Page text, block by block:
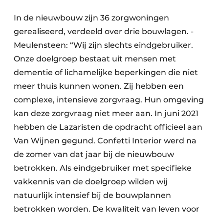
In de nieuwbouw zijn 36 zorgwoningen
gerealiseerd, verdeeld over drie bouwlagen. ­
Meulensteen: “Wij zijn slechts eindgebruiker.
Onze doelgroep bestaat uit mensen met
dementie of lichamelijke beperkingen die niet
meer thuis kunnen wonen. Zij hebben een
complexe, intensieve zorgvraag. Hun omgeving
kan deze zorgvraag niet meer aan. In juni 2021
hebben de Lazaristen de opdracht officieel aan
Van Wijnen gegund. Confetti Interior werd na
de zomer van dat jaar bij de nieuwbouw
betrokken. Als eindgebruiker met specifieke
vakkennis van de doelgroep wilden wij
natuurlijk intensief bij de bouwplannen
betrokken worden. De kwaliteit van leven voor